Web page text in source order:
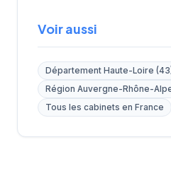
Voir aussi
Département Haute-Loire
Région Auvergne-Rhône-
Tous les cabinets en France